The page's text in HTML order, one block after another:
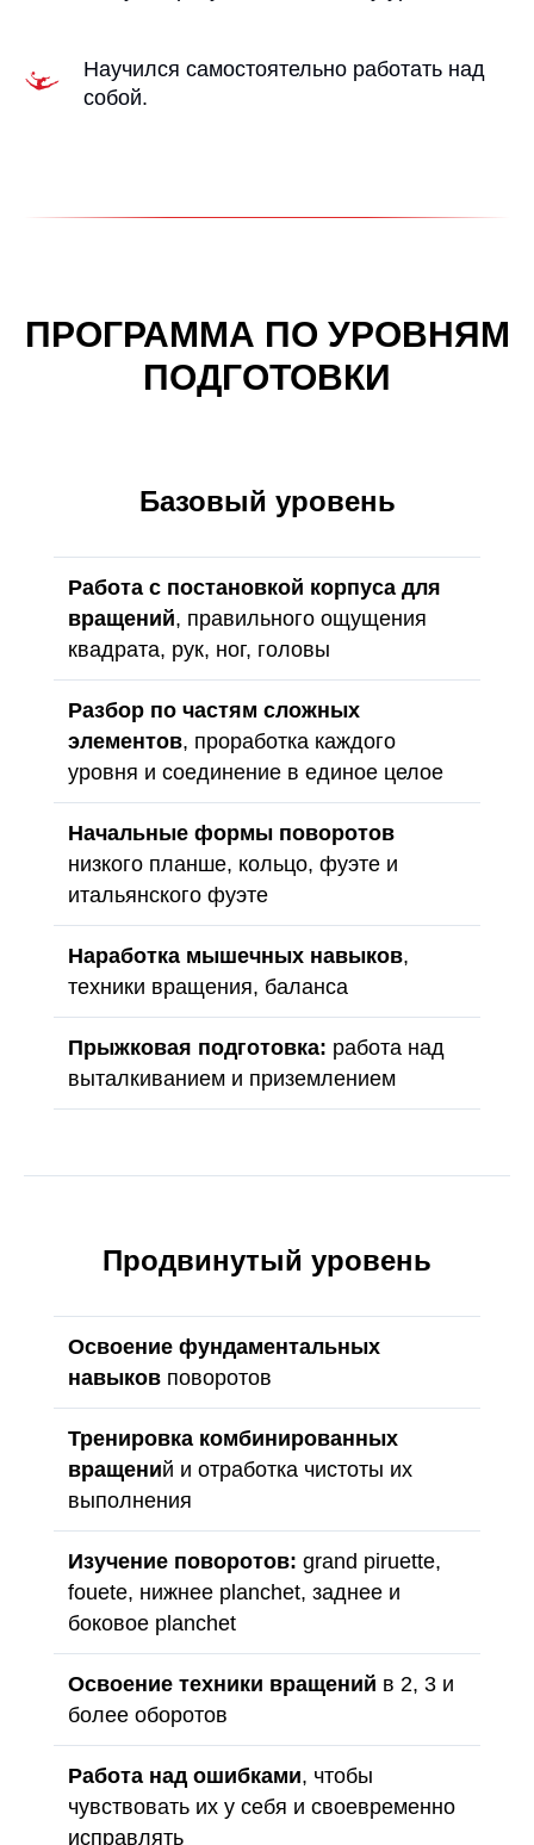
Научился самостоятельно работать над
собой.
ПРОГРАММА ПО УРОВНЯМ
ПОДГОТОВКИ
Базовый уровень
Работа с постановкой корпуса для
вращений, правильного ощущения
квадрата, рук, ног, головы
Разбор по частям сложных
элементов, проработка каждого
уровня и соединение в единое целое
Начальные формы поворотов
низкого планше, кольцо, фуэте и
итальянского фуэте
Наработка мышечных навыков,
техники вращения, баланса
Прыжковая подготовка: работа над
выталкиванием и приземлением
Продвинутый уровень
Освоение фундаментальных
навыков поворотов
Тренировка комбинированных
вращений и отработка чистоты их
выполнения
Изучение поворотов: grand piruette,
fouete, нижнее planchet, заднее и
боковое planchet
Освоение техники вращений в 2, 3 и
более оборотов
Работа над ошибками, чтобы
чувствовать их у себя и своевременно
исправлять